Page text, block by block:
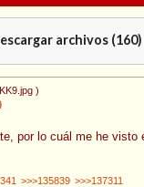
archivos (160)
)
por lo cuál me he
>>>135839 >>>137311